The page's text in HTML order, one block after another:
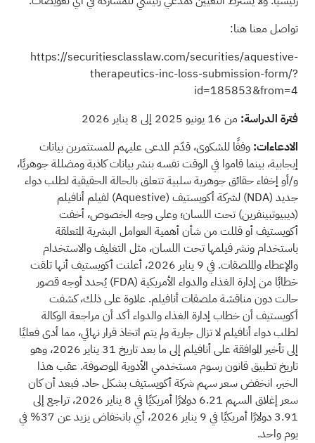
تواصل معنا هنا:
https://securitiesclasslaw.com/securities/aquestive-
therapeutics-inc-loss-submission-form/?
id=185853&from=4
فترة الدراسة: من 16 يونيو 2025 إلى 8 يناير 2026
الادعاءات: وفقًا للشكوى، قدّم المدعى عليهم للمستثمرين بيانات
إيجابية، بينما قاموا في الوقت نفسه بنشر بيانات كاذبة ومضللة جوهريًا،
و/أو إخفاء حقائق جوهرية سلبية تتعلق بالحالة الحقيقية لطلب دواء
جديد (NDA) لشركة أكويستيف (Aquestive) لفيلم أنافيلم
(ديبيوتبينفرين) تحت اللسان؛ وعلى وجه الخصوص، أخفت
أكويستيف أو قللت من شأن أهمية العوامل البشرية المتعلقة
باستخدام ونشر فيلمها تحت اللسان، مثل التغليف والاستخدام
والإعطاء والملصقات. في 9 يناير 2026، أعلنت أكويستيف أنها تلقت
خطابًا من إدارة الغذاء والدواء الأمريكية (FDA) يُحدد أوجه قصور
حالت دون مناقشة ملصقات أنافيلم. علاوة على ذلك، كشفت
أكويستيف أن خطاب إدارة الغذاء والدواء أكد أن مراجعة الوكالة
لطلب دواء أنافيلم لا تزال جارية ولم يتم اتخاذ قرار نهائي، مما أدى فعليًا
إلى تأخير الموافقة على أنافيلم إلى ما بعد تاريخ 31 يناير 2026، وهو
تاريخ تطبيق قانون رسوم مستخدمي الأدوية الموصوفة. عقب هذا
الخبر، انخفض سعر سهم شركة أكويستيف بشكل حاد. فبعد أن كان
سعر إغلاق السهم 6.21 دولارًا أمريكيًا في 8 يناير 2026، تراجع إلى
3.91 دولارًا أمريكيًا في 9 يناير 2026، أي بانخفاض يزيد عن 37% في
يوم واحد.